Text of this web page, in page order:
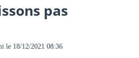
pas
le 18/12/2021 08:36